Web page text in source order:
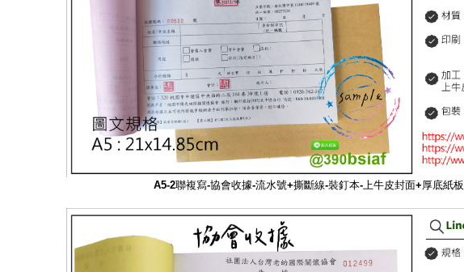
A5-2聯複寫-協會收據-流水號+撕斷線-裝釘本-上牛皮封面+厚底紙板